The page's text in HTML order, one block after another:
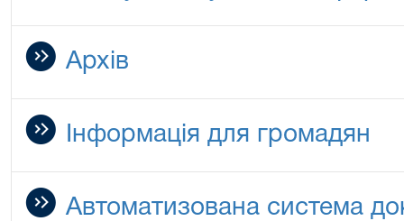
Архів
Інформація для громадян
Автоматизована система